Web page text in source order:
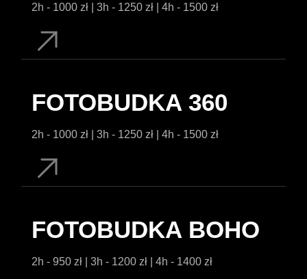
2h - 1000 zł | 3h - 1250 zł | 4h - 1500 zł
FOTOBUDKA 360
2h - 1000 zł | 3h - 1250 zł | 4h - 1500 zł
FOTOBUDKA BOHO
2h - 950 zł | 3h - 1200 zł | 4h - 1400 zł